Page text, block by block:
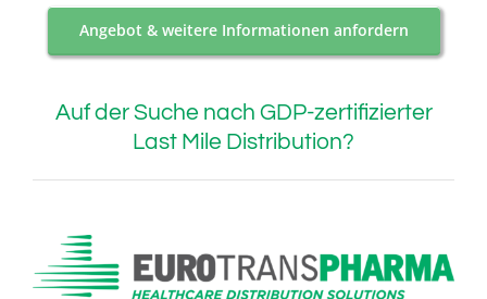
Angebot & weitere Informationen anfordern
Auf der Suche nach GDP-zertifizierter
Last Mile Distribution?